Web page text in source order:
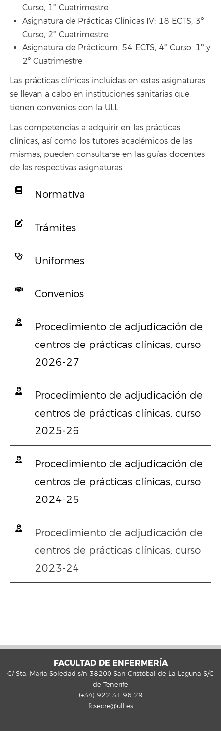
Curso, 1º Cuatrimestre
Asignatura de Prácticas Clínicas IV: 18 ECTS, 3º
Curso, 2º Cuatrimestre
Asignatura de Prácticum: 54 ECTS, 4º Curso, 1º y
2º Cuatrimestre
Las prácticas clínicas incluidas en estas asignaturas
se llevan a cabo en instituciones sanitarias que
tienen convenios con la ULL.
Las competencias a adquirir en las prácticas
clínicas, así como los tutores académicos de las
mismas, pueden consultarse en las guías docentes
de las respectivas asignaturas.
Normativa
Trámites
Uniformes
Convenios
Procedimiento de adjudicación de
centros de prácticas clínicas, curso
2026-27
Procedimiento de adjudicación de
centros de prácticas clínicas, curso
2025-26
Procedimiento de adjudicación de
centros de prácticas clínicas, curso
2024-25
Procedimiento de adjudicación de
centros de prácticas clínicas, curso
2023-24
FACULTAD DE ENFERMERÍA
C/ Sta. María Soledad s/n 38200 San Cristóbal de La Laguna S/C
de Tenerife
(+34) 922 31 96 29
fcsecre@ull.es